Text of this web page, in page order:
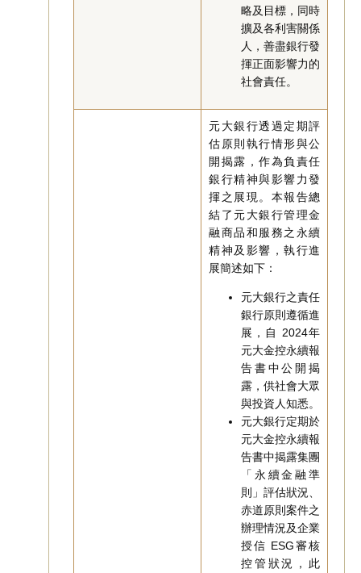
略及目標，同時
擴及各利害關係
人，善盡銀行發
揮正面影響力的
社會責任。
元大銀行透過定期評
估原則執行情形與公
開揭露，作為負責任
銀行精神與影響力發
揮之展現。本報告總
結了元大銀行管理金
融商品和服務之永續
精神及影響，執行進
展簡述如下：
元大銀行之責任
銀行原則遵循進
展，自 2024年
元大金控永續報
告書中公開揭
露，供社會大眾
與投資人知悉。
元大銀行定期於
元大金控永續報
告書中揭露集團
「永續金融準
則」評估狀況、
赤道原則案件之
辦理情況及企業
授信 ESG審核
控管狀況，此